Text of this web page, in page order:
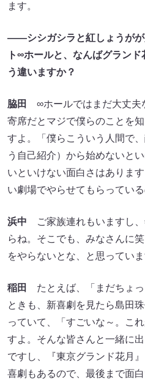
ます。
――シシガシラと紅しょうがが
ト∞ホールと、なんばグラン
う違いますか？
脇田
∞ホールではまだ大丈夫
寄席だとマジで僕らのことを
すよ。「僕らこういう人間で
う自己紹介）から始めないと
いといけない面白さはありま
い劇場でやらせてもらってい
浜中 ご家族連れもいますし
らね。そこでも、みなさんに
をやらないとな、と思っていま
稲田
たとえば、「まだちょ
ときも、新喜劇を見たら島田
っていて、「すごいな～。こ
すよ。そんな皆さんと一緒に
ですし、『東京グランド花月
喜劇もあるので、最後まで面